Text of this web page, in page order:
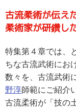
古流柔術が伝え
柔術家が研鑽し
特集第４章では、
ちな古流武術にお
数々を、古流武術
野淳師範にご紹介
古流柔術が「技の